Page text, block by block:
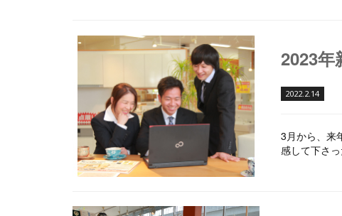
2023年
2022.2.14
3月から、来
感して下さ